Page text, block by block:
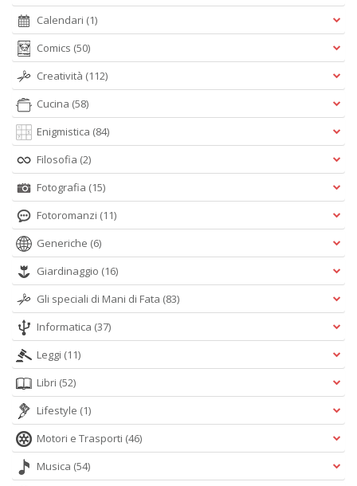
Calendari (1)
Comics (50)
Creatività (112)
Cucina (58)
Enigmistica (84)
Filosofia (2)
Fotografia (15)
Fotoromanzi (11)
Generiche (6)
Giardinaggio (16)
Gli speciali di Mani di Fata (83)
Informatica (37)
Leggi (11)
Libri (52)
Lifestyle (1)
Motori e Trasporti (46)
Musica (54)